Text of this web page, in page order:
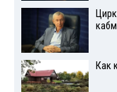
Как